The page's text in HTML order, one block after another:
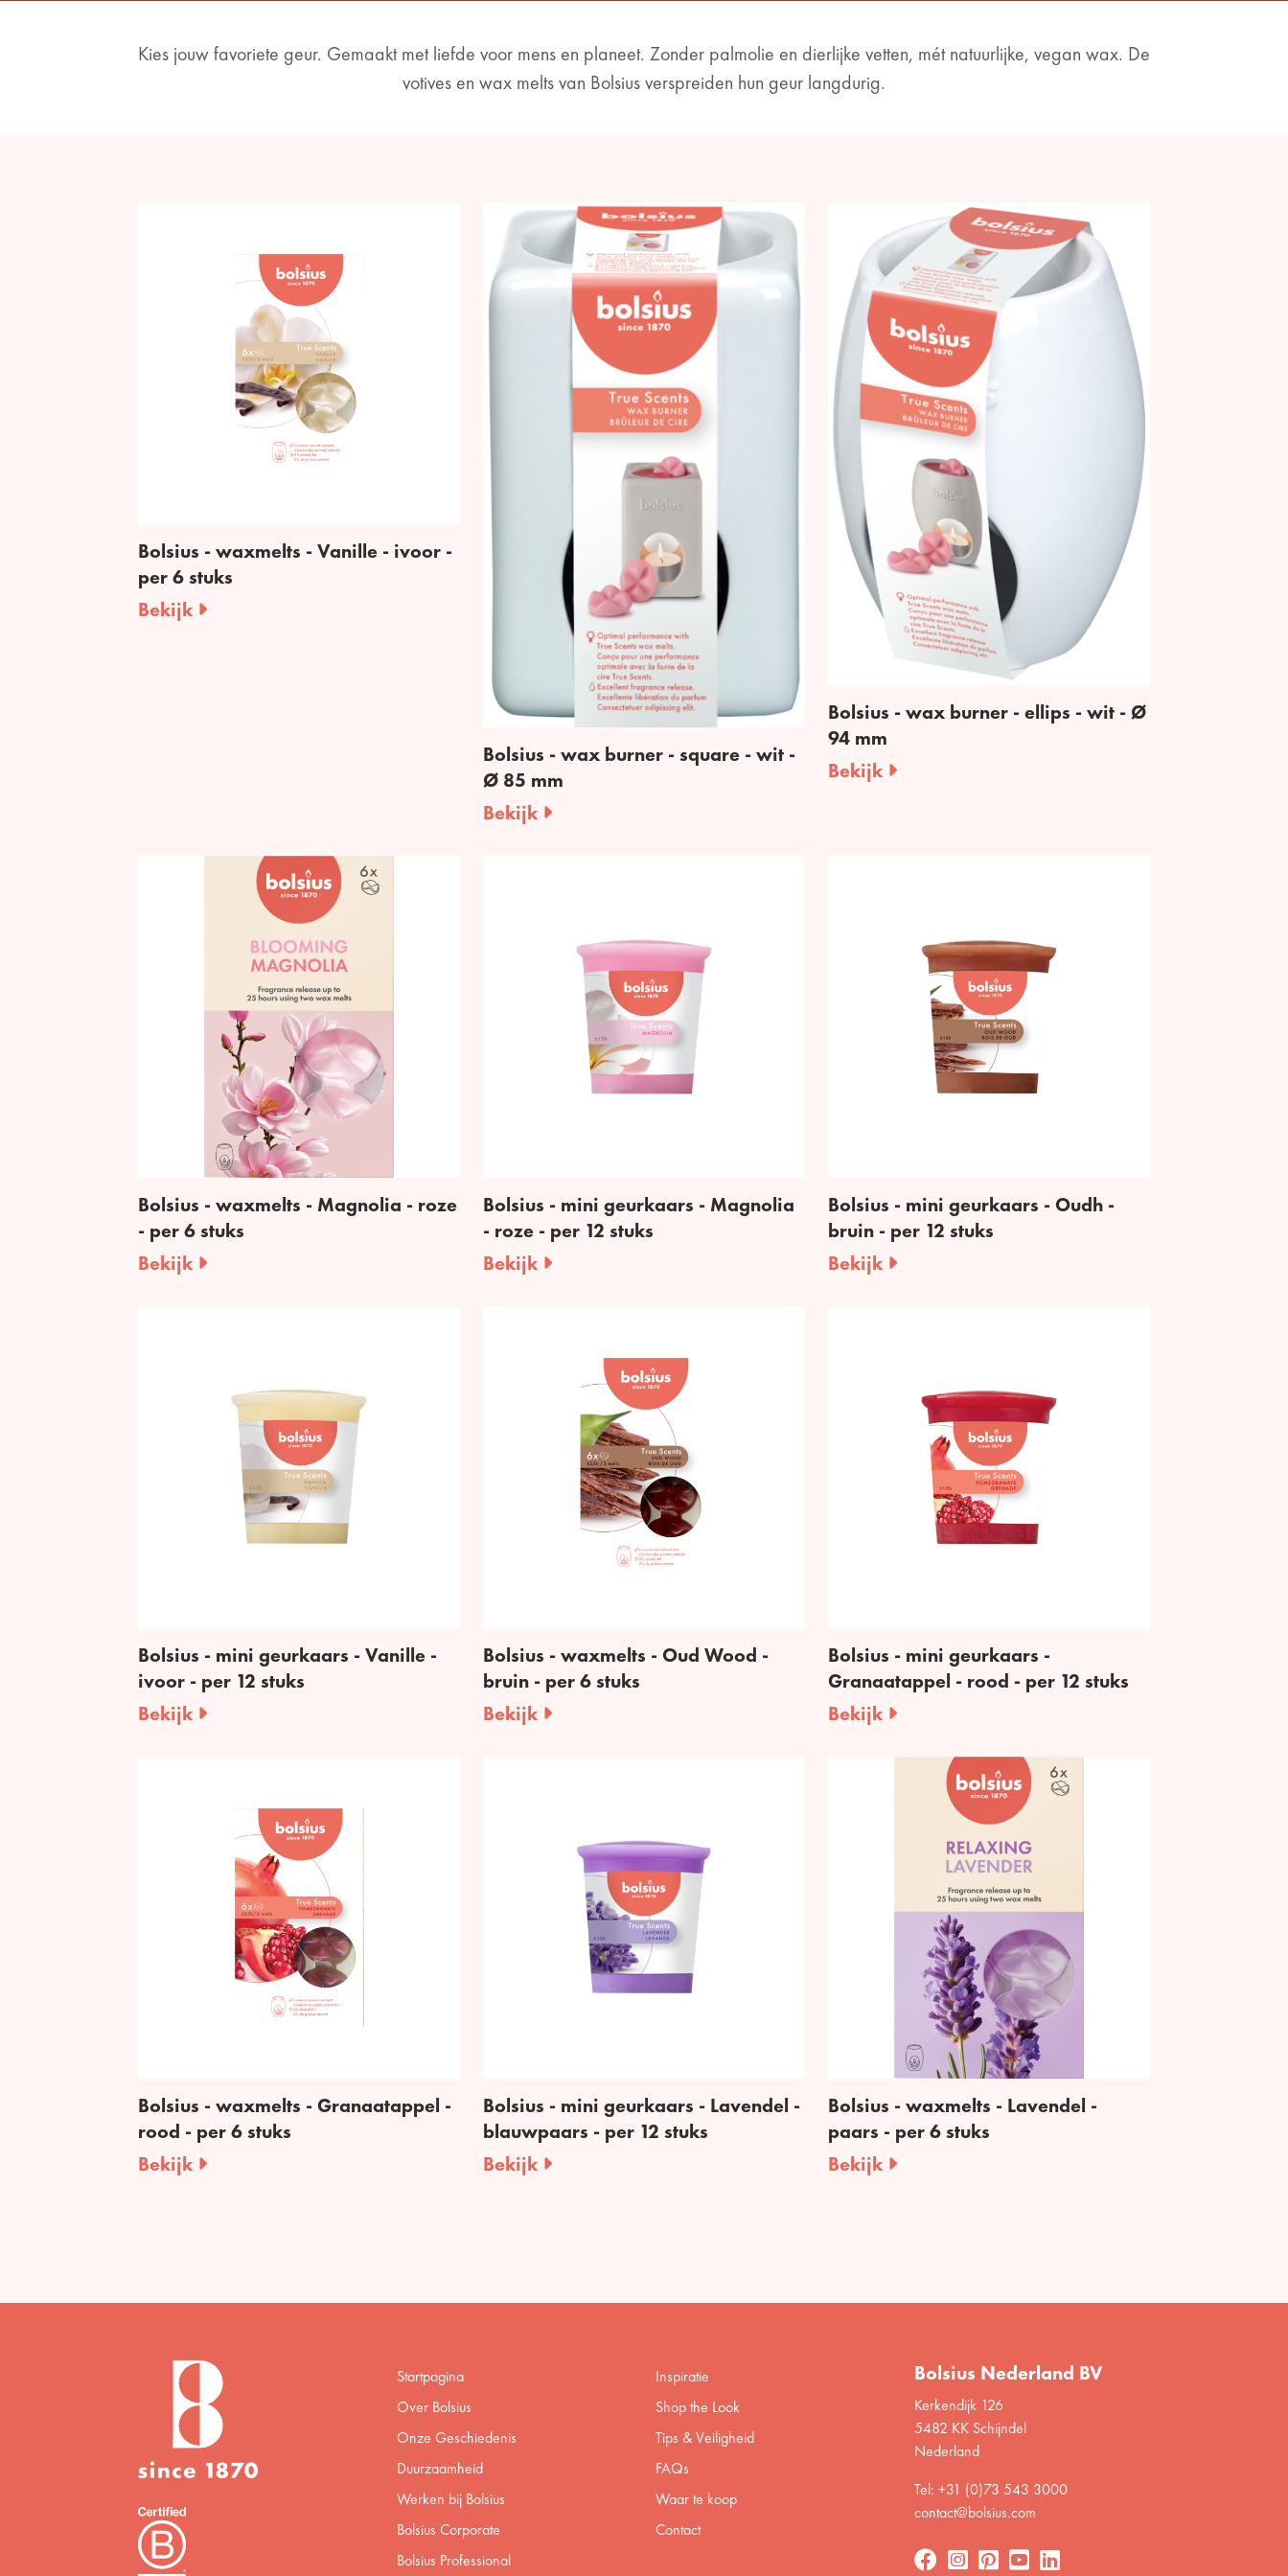
Kies jouw favoriete geur. Gemaakt met liefde voor mens en planeet. Zonder palmolie en dierlijke vetten, mét natuurlijke, vegan wax. De
votives en wax melts van Bolsius verspreiden hun geur langdurig.
Bolsius - waxmelts - Vanille - ivoor -
per 6 stuks
Bekijk
Bolsius - wax burner - square - wit -
Ø 85 mm
Bekijk
Bolsius - wax burner - ellips - wit - Ø
94 mm
Bekijk
Bolsius - waxmelts - Magnolia - roze
- per 6 stuks
Bekijk
Bolsius - mini geurkaars - Magnolia
- roze - per 12 stuks
Bekijk
Bolsius - mini geurkaars - Oudh -
bruin - per 12 stuks
Bekijk
Bolsius - mini geurkaars - Vanille -
ivoor - per 12 stuks
Bekijk
Bolsius - waxmelts - Oud Wood -
bruin - per 6 stuks
Bekijk
Bolsius - mini geurkaars -
Granaatappel - rood - per 12 stuks
Bekijk
Bolsius - waxmelts - Granaatappel -
rood - per 6 stuks
Bekijk
Bolsius - mini geurkaars - Lavendel -
blauwpaars - per 12 stuks
Bekijk
Bolsius - waxmelts - Lavendel -
paars - per 6 stuks
Bekijk
Startpagina
Over Bolsius
Onze Geschiedenis
Duurzaamheid
Werken bij Bolsius
Bolsius Corporate
Bolsius Professional
Inspiratie
Shop the Look
Tips & Veiligheid
FAQs
Waar te koop
Contact
Bolsius Nederland BV
Kerkendijk 126
5482 KK Schijndel
Nederland
Tel: +31 (0)73 543 3000
contact@bolsius.com